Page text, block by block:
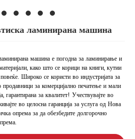
ламинирана машина
машина е погодна за ламинирање и
како што се корици на книги, кутии
Широко се користи во индустријата за
за комерцијално печатење и мали
гарантирана за квалитет! Учествувајте во
во целосна гаранција за услуга од Нова
опрема за да обезбедите долгорочно